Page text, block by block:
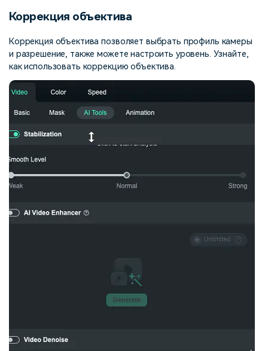
Коррекция объектива
Коррекция объектива позволяет выбрать профиль камеры
и разрешение, также можете настроить уровень. Узнайте,
как использовать коррекцию объектива.